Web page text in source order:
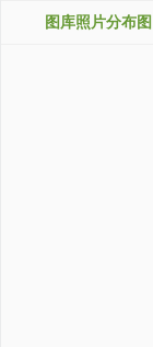
图库照片分布图